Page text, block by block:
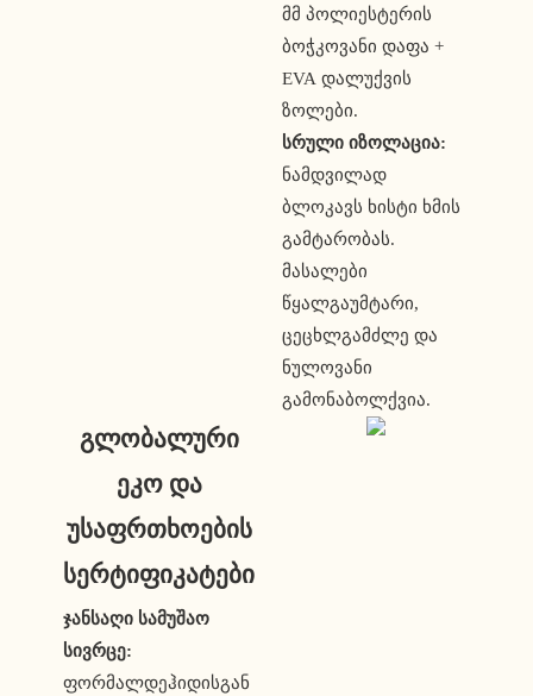
მმ პოლიესტერის
ბოჭკოვანი დაფა +
EVA დალუქვის
ზოლები.
სრული იზოლაცია:
ნამდვილად
ბლოკავს ხისტი ხმის
გამტარობას.
მასალები
წყალგაუმტარი,
ცეცხლგამძლე და
ნულოვანი
გამონაბოლქვია.
გლობალური
ეკო და
უსაფრთხოების
სერტიფიკატები
ჯანსაღი სამუშაო
სივრცე:
ფორმალდეჰიდისგან